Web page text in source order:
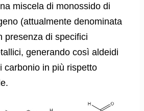
miscela di monossido di
(attualmente denominata
presenza di specifici
generando così aldeidi
carbonio in più rispetto